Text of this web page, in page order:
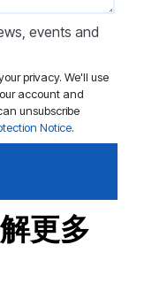
events and
privacy. We'll use
account and
unsubscribe
Notice.
更多